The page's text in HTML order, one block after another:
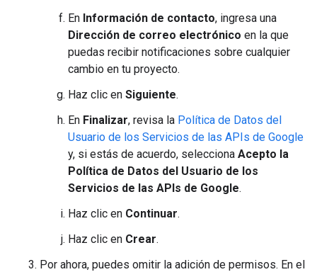
En Información de contacto, ingresa una
Dirección de correo electrónico en la que
puedas recibir notificaciones sobre cualquier
cambio en tu proyecto.
Haz clic en Siguiente.
En Finalizar, revisa la Política de Datos del
Usuario de los Servicios de las APIs de Google
y, si estás de acuerdo, selecciona Acepto la
Política de Datos del Usuario de los
Servicios de las APIs de Google.
Haz clic en Continuar.
Haz clic en Crear.
Por ahora, puedes omitir la adición de permisos. En el